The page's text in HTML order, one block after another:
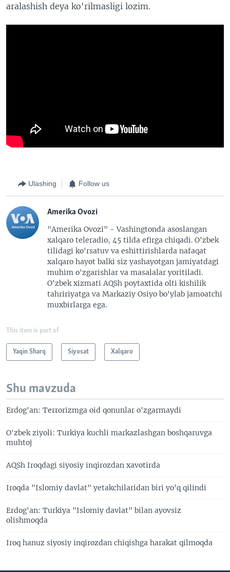
aralashish deya ko'rilmasligi lozim.
Ulashing Follow us
Amerika Ovozi
"Amerika Ovozi" - Vashingtonda asoslangan
xalqaro teleradio, 45 tilda efirga chiqadi. O'zbek
tilidagi ko'rsatuv va eshittirishlarda nafaqat
xalqaro hayot balki siz yashayotgan jamiyatdagi
muhim o'zgarishlar va masalalar yoritiladi.
O'zbek xizmati AQSh poytaxtida olti kishilik
tahririyatga va Markaziy Osiyo bo'ylab jamoatchi
muxbirlarga ega.
This item is part of
Yaqin Sharq Siyosat Xalqaro
Shu mavzuda
Erdog'an: Terrorizmga oid qonunlar o'zgarmaydi
O'zbek ziyoli: Turkiya kuchli markazlashgan boshqaruvga
muhtoj
AQSh Iroqdagi siyosiy inqirozdan xavotirda
Iroqda "Islomiy davlat" yetakchilaridan biri yo'q qilindi
Erdog'an: Turkiya "Islomiy davlat" bilan ayovsiz
olishmoqda
Iroq hanuz siyosiy inqirozdan chiqishga harakat qilmoqda